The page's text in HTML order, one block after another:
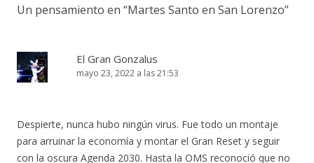
Un pensamiento en “Martes Santo en San Lorenzo”
El Gran Gonzalus
mayo 23, 2022 a las 21:53
Despierte, nunca hubo ningún virus. Fue todo un montaje
para arruinar la economía y montar el Gran Reset y seguir
con la oscura Agenda 2030. Hasta la OMS reconoció que no